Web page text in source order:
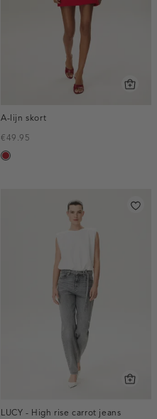
A-lijn skort
€49.95
donkerrood
LUCY - High rise carrot jeans